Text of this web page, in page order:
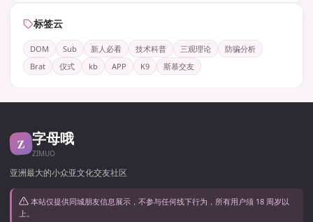
标签云
DOM Sub 新人必看 技术科普 三观理论
防骗分析
Brat
仪式 kb APP K9 斯慕交友
Z 字母哦
ZIMUO
亚洲最大的小众亚文化交友社区
本站仅提供同城朋友信息展示，不参与任何线下行为，所有用户须 18 周岁以
上。